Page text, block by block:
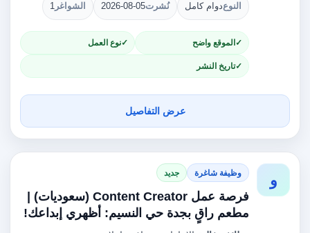
النوعدوام كامل نُشرت2026-08-05 الشواغر 1
الموقع واضح نوع العمل
تاريخ النشر
عرض التفاصيل
و وظيفة شاغرة جديد
فرصة عمل Content Creator (سعوديات) |
مطعم راقٍ بجدة حي النسيم: أظهري إبداعك!